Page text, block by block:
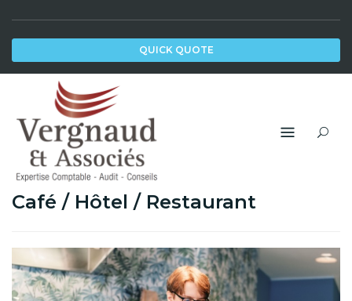
QUICK QUOTE
Café / Hôtel / Restaurant